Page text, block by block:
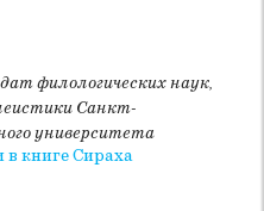
жизни и
А. Ф. Макаровой
консерватизма как
Статья Е. А. Поляковой
на вопрос об
Ницше, прежде всего,
морали». В статье
филологических наук,
Санкт-
университета
в книге Сираха